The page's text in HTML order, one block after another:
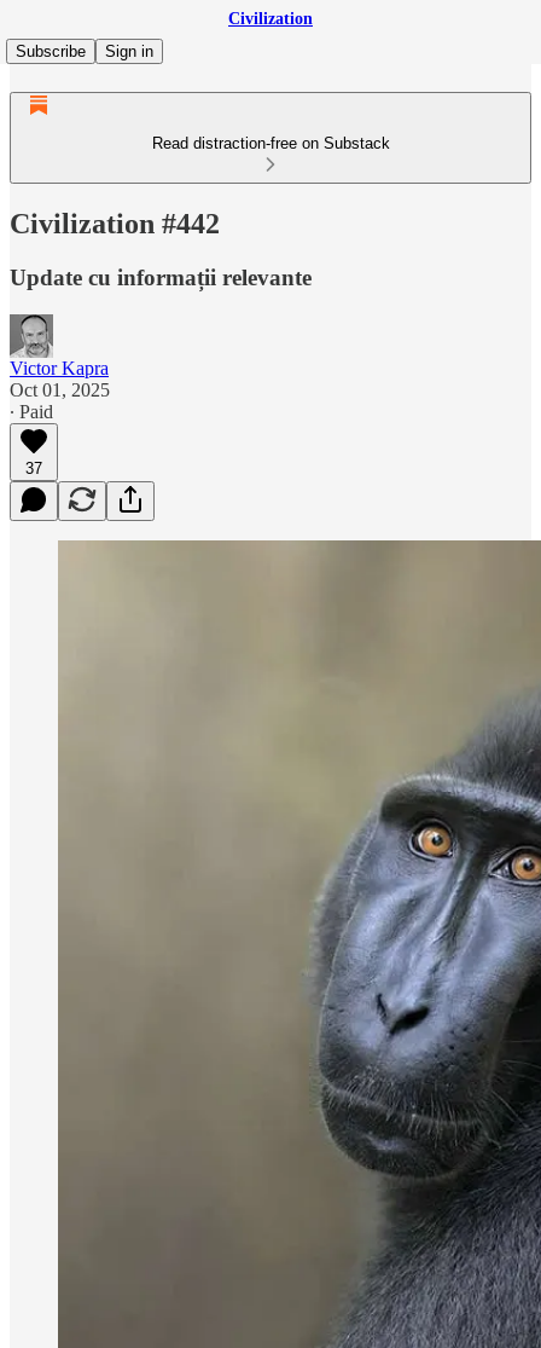
Civilization
Subscribe
Sign in
Read distraction-free on Substack
Civilization #442
Update cu informații relevante
Victor Kapra
Oct 01, 2025
∙ Paid
37